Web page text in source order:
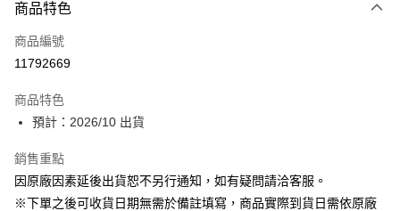
信用卡一次付款
超商取貨付款
ATM付款
運送方式
預購-全家取貨付款(舊)
商品特色
商品編號
11792669
商品特色
預計：2026/10 出貨
銷售重點
因原廠因素延後出貨恕不另行通知，如有疑問請洽客服。
※下單之後可收貨日期無需於備註填寫，商品實際到貨日需依原廠